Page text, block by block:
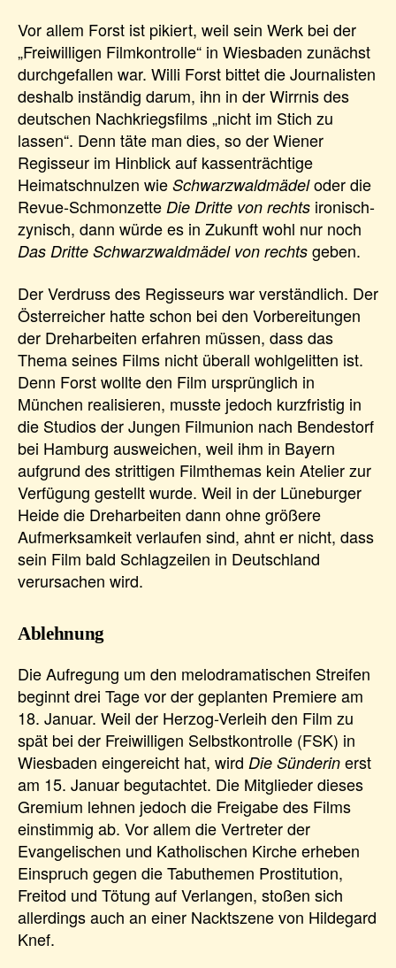
Vor allem Forst ist pikiert, weil sein Werk bei der
„Freiwilligen Filmkontrolle“ in Wiesbaden zunächst
durchgefallen war. Willi Forst bittet die Journalisten
deshalb inständig darum, ihn in der Wirrnis des
deutschen Nachkriegsfilms „nicht im Stich zu
lassen“. Denn täte man dies, so der Wiener
Regisseur im Hinblick auf kassenträchtige
Heimatschnulzen wie Schwarzwaldmädeloder die
Revue-Schmonzette Die Dritte von rechts ironisch-
zynisch, dann würde es in Zukunft wohl nur noch
Das Dritte Schwarzwaldmädel von rechts geben.
Der Verdruss des Regisseurs war verständlich. Der
Österreicher hatte schon bei den Vorbereitungen
der Dreharbeiten erfahren müssen, dass das
Thema seines Films nicht überall wohlgelitten ist.
Denn Forst wollte den Film ursprünglich in
München realisieren, musste jedoch kurzfristig in
die Studios der Jungen Filmunion nach Bendestorf
bei Hamburg ausweichen, weil ihm in Bayern
aufgrund des strittigen Filmthemas kein Atelier zur
Verfügung gestellt wurde. Weil in der Lüneburger
Heide die Dreharbeiten dann ohne größere
Aufmerksamkeit verlaufen sind, ahnt er nicht, dass
sein Film bald Schlagzeilen in Deutschland
verursachen wird.
Ablehnung
Die Aufregung um den melodramatischen Streifen
beginnt drei Tage vor der geplanten Premiere am
18. Januar. Weil der Herzog-Verleih den Film zu
spät bei der Freiwilligen Selbstkontrolle (FSK) in
Wiesbaden eingereicht hat, wird Die Sünderin erst
am 15. Januar begutachtet. Die Mitglieder dieses
Gremium lehnen jedoch die Freigabe des Films
einstimmig ab. Vor allem die Vertreter der
Evangelischen und Katholischen Kirche erheben
Einspruch gegen die Tabuthemen Prostitution,
Freitod und Tötung auf Verlangen, stoßen sich
allerdings auch an einer Nacktszene von Hildegard
Knef.